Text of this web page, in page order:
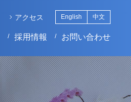
採用情報 お問い合わせ
アクセス English 中文